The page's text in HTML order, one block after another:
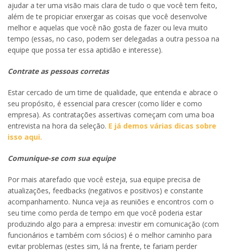
ajudar a ter uma visão mais clara de tudo o que você tem feito,
além de te propiciar enxergar as coisas que você desenvolve
melhor e aquelas que você não gosta de fazer ou leva muito
tempo (essas, no caso, podem ser delegadas a outra pessoa na
equipe que possa ter essa aptidão e interesse).
Contrate as pessoas corretas
Estar cercado de um time de qualidade, que entenda e abrace o
seu propósito, é essencial para crescer (como líder e como
empresa). As contratações assertivas começam com uma boa
entrevista na hora da seleção. E já demos várias dicas sobre
isso aqui.
Comunique-se com sua equipe
Por mais atarefado que você esteja, sua equipe precisa de
atualizações, feedbacks (negativos e positivos) e constante
acompanhamento. Nunca veja as reuniões e encontros com o
seu time como perda de tempo em que você poderia estar
produzindo algo para a empresa: investir em comunicação (com
funcionários e também com sócios) é o melhor caminho para
evitar problemas (estes sim, lá na frente, te fariam perder